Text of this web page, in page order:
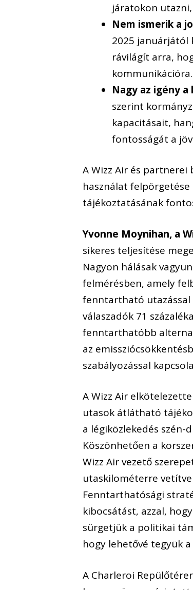
járatokon
Nem ismerik a
2025 januárjától
rávilágít arra,
kommunikációra.
Nagy az igény
szerint
kapacitásait,
fontosságát a
A Wizz Air és
használat
tájékoztatásának
Yvonne Moynihan, a
sikeres teljesítése
Nagyon hálásak
felmérésben, amely
fenntartható
válaszadók 71
fenntarthatóbb
az
szabályozással
A Wizz Air
utasok átlátható
a légiközlekedés szén-
Köszönhetően a
Wizz Air vezető
utaskilométerre
Fenntarthatósági
kibocsátást, azzal,
sürgetjük a politikai
hogy lehetővé tegyük
A Charleroi